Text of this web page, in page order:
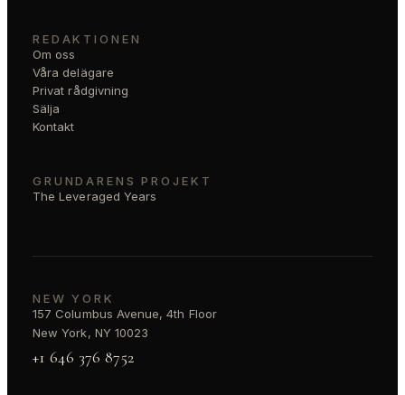
REDAKTIONEN
Om oss
Våra delägare
Privat rådgivning
Sälja
Kontakt
GRUNDARENS PROJEKT
The Leveraged Years
NEW YORK
157 Columbus Avenue, 4th Floor
New York, NY 10023
+1 646 376 8752